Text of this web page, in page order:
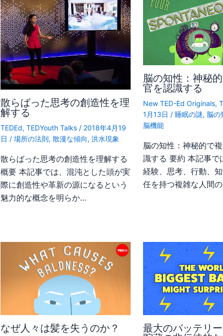
散らばった思考の創造性を理
解する
TEDEd,TEDYouth Talks / 2018年4月19
日 /場所の法則,散漫な傾向,洪水現象
散らばった思考の創造性を理解する
概要 本記事では、混沌とした頭が実
際に創造性や革新の源になるという
魅力的な概念を明らか…
脳の知性：神秘
官を認識する
New TED-Ed Originals,
1月13日 / 睡眠の謎, 脳の
脳機能
脳の知性：神秘的で
識する 要約 本記事で
経験、思考、行動、
任を持つ複雑な人間
なぜ人々は髪を失うのか？
最大のバッテリ